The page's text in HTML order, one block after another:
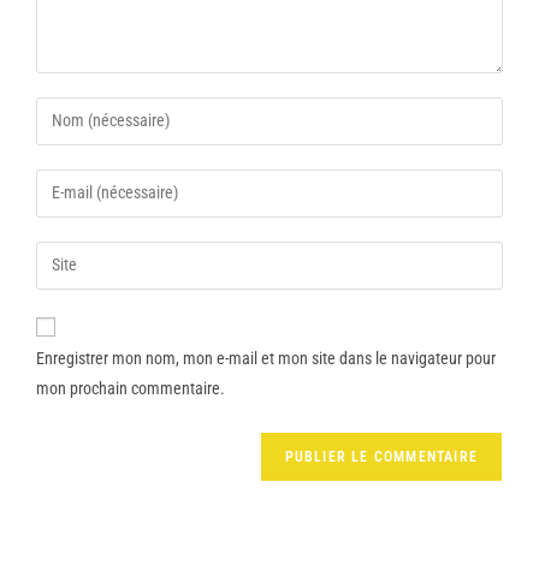
Enregistrer mon nom, mon e-mail et mon site dans le navigateur pour
mon prochain commentaire.